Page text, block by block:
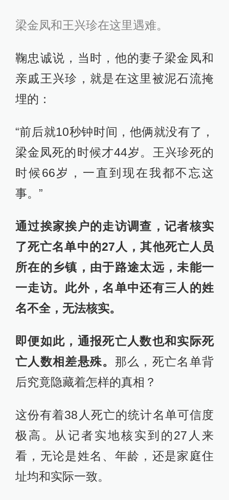
梁金凤和王兴珍在这里遇难。
鞠忠诚说，当时，他的妻子梁金凤和
亲戚王兴珍，就是在这里被泥石流掩
埋的：
“前后就10秒钟时间，他俩就没有了，
梁金凤死的时候才44岁。王兴珍死的
时候66岁，一直到现在我都不忘这
事。”
通过挨家挨户的走访调查，记者核实
了死亡名单中的27人，其他死亡人员
所在的乡镇，由于路途太远，未能一
一走访。此外，名单中还有三人的姓
名不全，无法核实。
即便如此，通报死亡人数也和实际死
亡人数相差悬殊。 那么，死亡名单背
后究竟隐藏着怎样的真相？
这份有着38人死亡的统计名单可信度
极高。从记者实地核实到的27人来
看，无论是姓名、年龄，还是家庭住
址均和实际一致。